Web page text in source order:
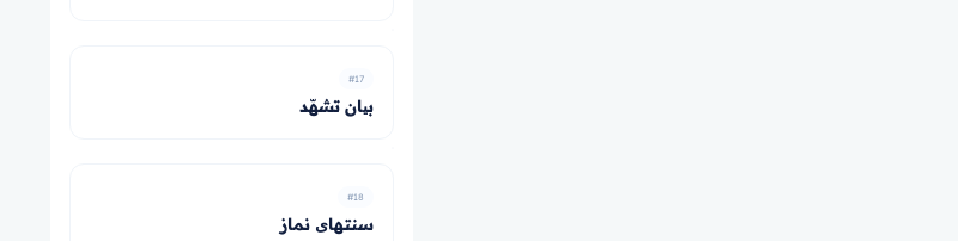
#17
بیان تشهّد
#18
سنت­های نماز